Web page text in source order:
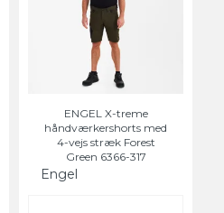
ENGEL X-treme
håndværkershorts med
4-vejs stræk Forest
Green 6366-317
Engel